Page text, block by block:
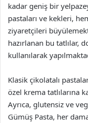
kadar geniş bir
pastaları ve kekleri,
ziyaretçileri
hazırlanan bu tatlılar,
kullanılarak
Klasik çikolatalı
özel krema tatlılarına
Ayrıca, glutensiz ve
Gümüş Pasta, her